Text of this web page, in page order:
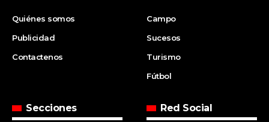
Quiénes somos
Publicidad
Contactenos
Campo
Sucesos
Turismo
Fútbol
Secciones Red Social